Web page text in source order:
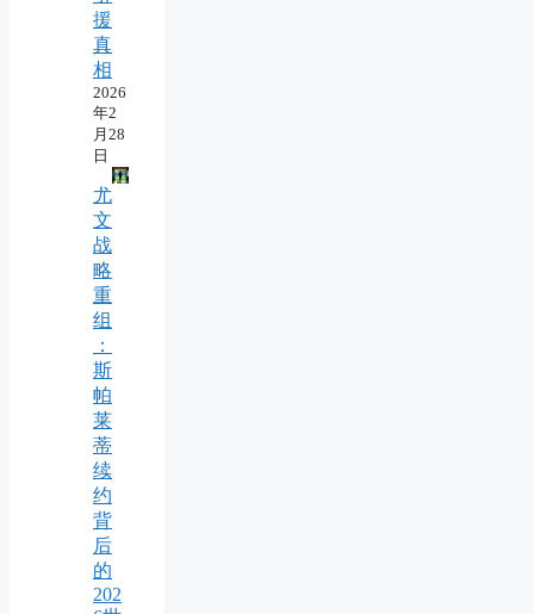
援
真
相
2026
年2
月28
日
尤
文
战
略
重
组
：
斯
帕
莱
蒂
续
约
背
后
的
202